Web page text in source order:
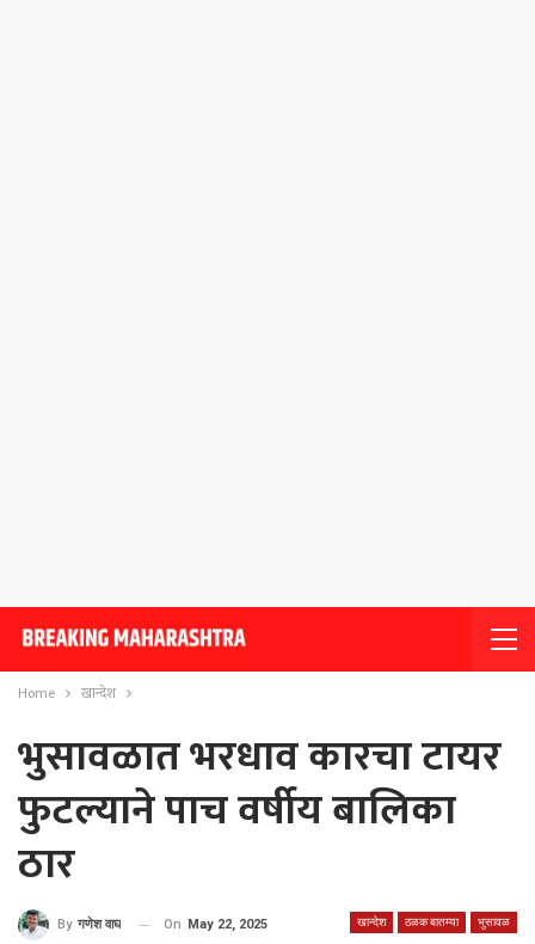
Home खान्देश
भुसावळात भरधाव कारचा टायर
फुटल्याने पाच वर्षीय बालिका
ठार
खान्देश ठळक बातम्या भुसावळ
By गणेश वाघ On May 22, 2025